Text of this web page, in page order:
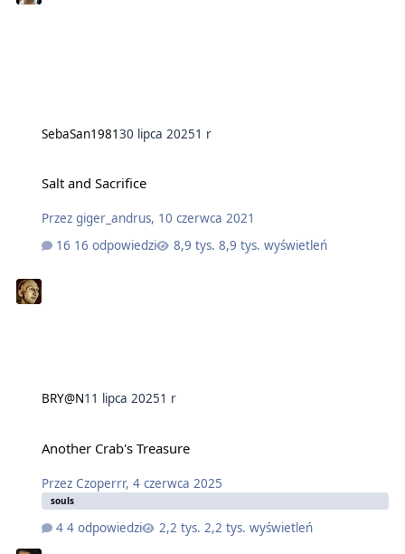
SebaSan198130 lipca 20251 r
Salt and Sacrifice
Przez giger_andrus, 10 czerwca 2021
16 odpowiedzi
8,9 tys. wyświetleń
BRY@N11 lipca 20251 r
Another Crab's Treasure
Przez Czoperrr, 4 czerwca 2025
souls
4 odpowiedzi 2,2 tys. wyświetleń